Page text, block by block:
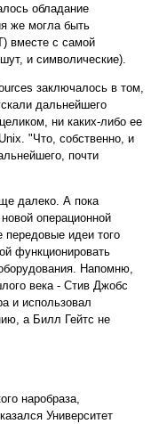
обладание
же могла быть
вместе с самой
и символические).
заключалось в том,
дальнейшего
ни каких-либо ее
"Что, собственно, и
почти
далеко. А пока
операционной
передовые идеи того
функционировать
Напомню,
века - Стив Джобс
и использовал
а Билл Гейтс не
наробраза,
Университет